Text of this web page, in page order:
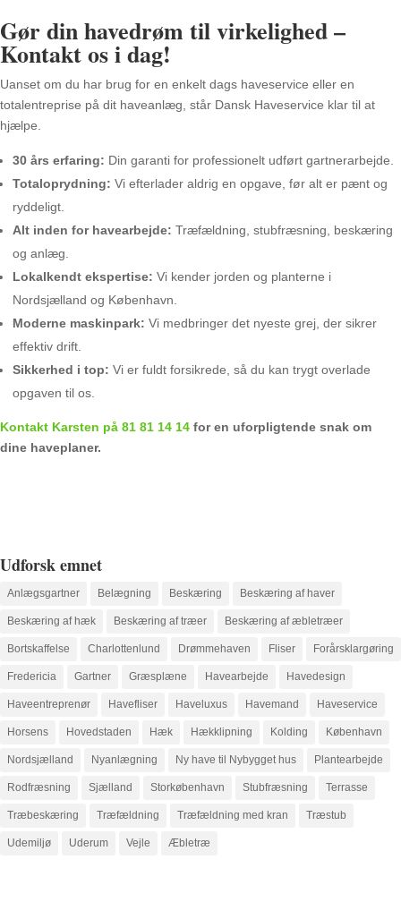
Gør din havedrøm til virkelighed –
Kontakt os i dag!
Uanset om du har brug for en enkelt dags haveservice eller en
totalentreprise på dit haveanlæg, står Dansk Haveservice klar til at
hjælpe.
30 års erfaring: Din garanti for professionelt udført gartnerarbejde.
Totaloprydning: Vi efterlader aldrig en opgave, før alt er pænt og
ryddeligt.
Alt inden for havearbejde: Træfældning, stubfræsning, beskæring
og anlæg.
Lokalkendt ekspertise: Vi kender jorden og planterne i
Nordsjælland og København.
Moderne maskinpark: Vi medbringer det nyeste grej, der sikrer
effektiv drift.
Sikkerhed i top: Vi er fuldt forsikrede, så du kan trygt overlade
opgaven til os.
Kontakt Karsten på 81 81 14 14 for en uforpligtende snak om
dine haveplaner.
Udforsk emnet
Anlægsgartner Belægning Beskæring Beskæring af haver
Beskæring af hæk Beskæring af træer Beskæring af æbletræer
Bortskaffelse Charlottenlund Drømmehaven Fliser Forårsklargøring
Fredericia Gartner Græsplæne Havearbejde Havedesign
Haveentreprenør Havefliser Haveluxus Havemand Haveservice
Horsens Hovedstaden Hæk Hækklipning Kolding København
Nordsjælland Nyanlægning Ny have til Nybygget hus Plantearbejde
Rodfræsning Sjælland Storkøbenhavn Stubfræsning Terrasse
Træbeskæring Træfældning Træfældning med kran Træstub
Udemiljø Uderum Vejle Æbletræ